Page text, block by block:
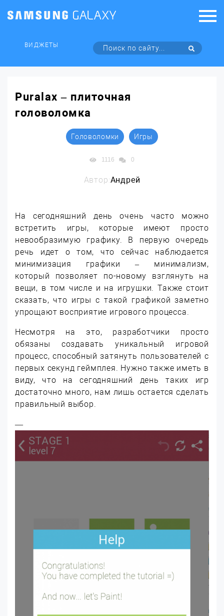
ВИДЖЕТЫ
Puralax – плиточная
головоломка
Головоломки Игры
1116 0
Автор:Андрей
На сегодняшний день очень часто можно
встретить игры, которые имеют просто
невообразимую графику. В первую очередь
речь идет о том, что сейчас наблюдается
минимизация графики – минимализм,
который позволяет по-новому взглянуть на
вещи, в том числе и на игрушки. Также стоит
сказать, что игры с такой графикой заметно
упрощают восприятие игрового процесса.
Несмотря на это, разработчики просто
обязаны создавать уникальный игровой
процесс, способный затянуть пользователей с
первых секунд геймплея. Нужно также иметь в
виду, что на сегодняшний день таких игр
достаточно много, нам лишь остается сделать
правильный выбор.
—